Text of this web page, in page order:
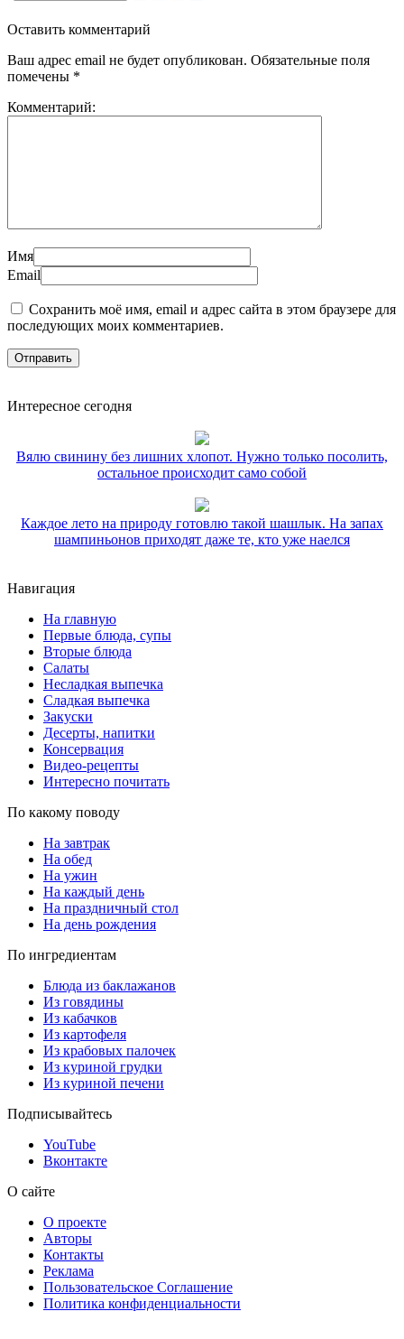
Оставить комментарий
Ваш адрес email не будет опубликован. Обязательные поля
помечены *
Комментарий:
Имя
Email
Сохранить моё имя, email и адрес сайта в этом браузере для
последующих моих комментариев.
Интересное сегодня
Вялю свинину без лишних хлопот. Нужно только посолить,
остальное происходит само собой
Каждое лето на природу готовлю такой шашлык. На запах
шампиньонов приходят даже те, кто уже наелся
Навигация
На главную
Первые блюда, супы
Вторые блюда
Салаты
Несладкая выпечка
Сладкая выпечка
Закуски
Десерты, напитки
Консервация
Видео-рецепты
Интересно почитать
По какому поводу
На завтрак
На обед
На ужин
На каждый день
На праздничный стол
На день рождения
По ингредиентам
Блюда из баклажанов
Из говядины
Из кабачков
Из картофеля
Из крабовых палочек
Из куриной грудки
Из куриной печени
Подписывайтесь
YouTube
Вконтакте
О сайте
О проекте
Авторы
Контакты
Реклама
Пользовательское Соглашение
Политика конфиденциальности